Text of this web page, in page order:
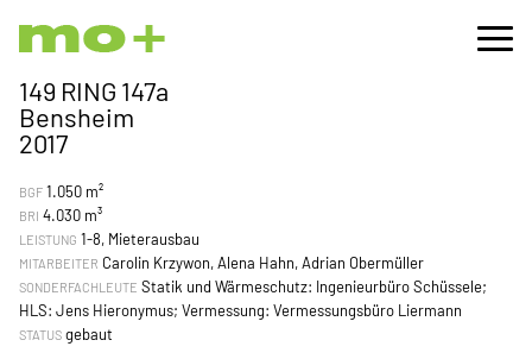
149 RING 147a
Bensheim
2017
BGF 1.050 m²
BRI 4.030 m³
LEISTUNG 1-8, Mieterausbau
MITARBEITER Carolin Krzywon, Alena Hahn, Adrian Obermüller
SONDERFACHLEUTE Statik und Wärmeschutz: Ingenieurbüro Schüssele;
HLS: Jens Hieronymus; Vermessung: Vermessungsbüro Liermann
STATUS gebaut